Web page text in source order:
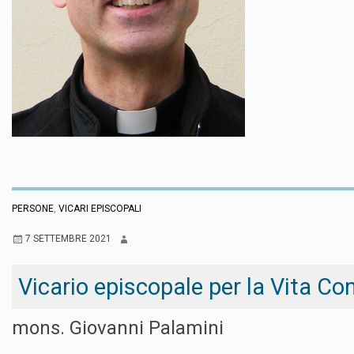
PERSONE, VICARI EPISCOPALI
7 SETTEMBRE 2021
Vicario episcopale per la Vita
mons. Giovanni Palamini